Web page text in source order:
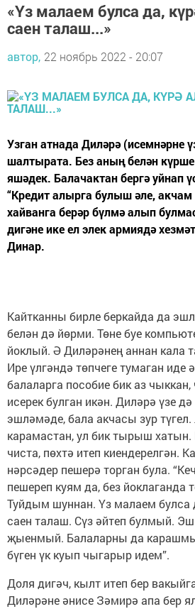
«Үз малаем булса да,
саен талаш...»
автор, 22 ноябрь 2022 - 20:07
Узган атнада Диләрә (исемнәрне
шалтырата. Без аның белән
яшәдек. Балачактан бергә уйнап
“Кредит алырга булыш әле, акчам
хайванга берәр бүлмә алып
дигәне ике ел элек армиядә
Динар.
Кайтканны бирле беркайда да
белән дә йөрми. Төне буе
йоклый. Ә Диләрәнең аннан кала
Ире үлгәндә төпчеге тумаган иде
балаларга пособие бик аз
исерек булган икән. Диләрә үзе
эшләмәде, бала акчасы зур
карамастан, ул бик тырыш
чиста, пөхтә итеп киендерелгән.
нәрсәдер пешерә торган була.
пешереп куям да, без йоклаганда
Туйдым шуннан. Үз малаем
саен талаш. Сүз әйтеп булмый.
җыенмый. Балаларны да
бүген үк куып чыгарыр идем”.
Доля дигәч, кылт итеп бер
Диләрәне әнисе Зәмирә апа бер